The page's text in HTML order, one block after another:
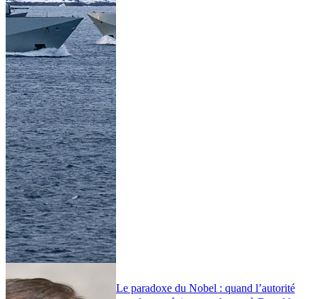
Le paradoxe du Nobel : quand l’autorité